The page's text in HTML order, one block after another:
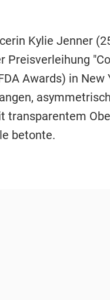
Kylie Jenner
Preisverleihung
Awards) in New
transparentem
betonte.